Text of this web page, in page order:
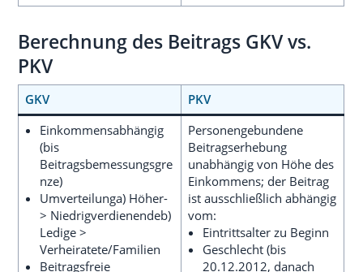
Berechnung des Beitrags GKV vs.
PKV
GKV
PKV
Einkommensabhängig
(bis
Beitragsbemessungsgre
nze)
Umverteilunga) Höher-
> Niedrigverdienendeb)
Ledige >
Verheiratete/Familien
Beitragsfreie
Personengebundene
Beitragserhebung
unabhängig von Höhe des
Einkommens; der Beitrag
ist ausschließlich abhängig
vom:
Eintrittsalter zu Beginn
Geschlecht (bis
20.12.2012, danach